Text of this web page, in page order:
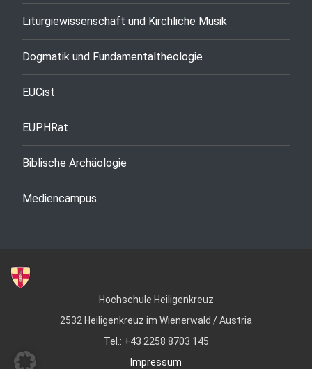
Liturgiewissenschaft und Kirchliche Musik
Dogmatik und Fundamentaltheologie
EUCist
EUPHRat
Biblische Archäologie
Mediencampus
Hochschule Heiligenkreuz
2532 Heiligenkreuz im Wienerwald / Austria
Tel.: +43 2258 8703 145
Impressum